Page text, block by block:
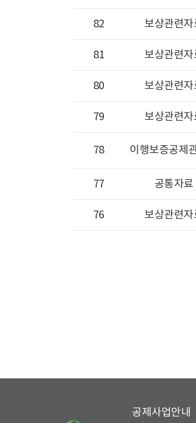
82 보상관련자
81 보상관련자
80 보상관련자
79 보상관련자
78 이행보증공제
77 공통자료
76 보상관련자
공제사업안내